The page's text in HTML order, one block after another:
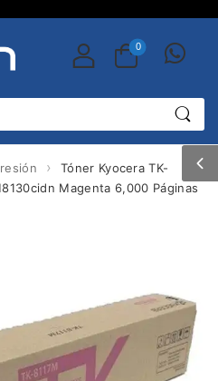
0
›
Tóner Kyocera TK-
Magenta 6,000 Páginas